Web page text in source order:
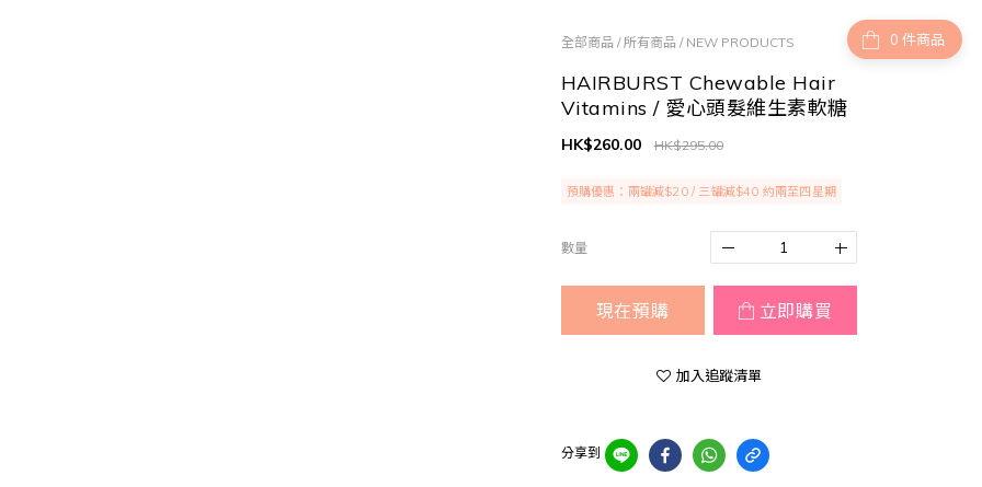
件商品
全部商品 /所有商品 / NEW PRODUCTS
HAIRBURST Chewable Hair
Vitamins / 愛心頭髮維生素軟糖
HK$295.00
HK$260.00
預購優惠：兩罐減$20 / 三罐減$40 約兩至四星期
數量
現在預購 立即購買
加入追蹤清單
分享到